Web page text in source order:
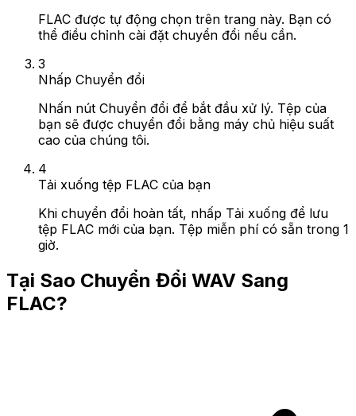
FLAC được tự động chọn trên trang này. Bạn có
thể điều chỉnh cài đặt chuyển đổi nếu cần.
3
Nhấp Chuyển đổi
Nhấn nút Chuyển đổi để bắt đầu xử lý. Tệp của
bạn sẽ được chuyển đổi bằng máy chủ hiệu suất
cao của chúng tôi.
4
Tải xuống tệp FLAC của bạn
Khi chuyển đổi hoàn tất, nhấp Tải xuống để lưu
tệp FLAC mới của bạn. Tệp miễn phí có sẵn trong 1
giờ.
Tại Sao Chuyển Đổi WAV Sang
FLAC?